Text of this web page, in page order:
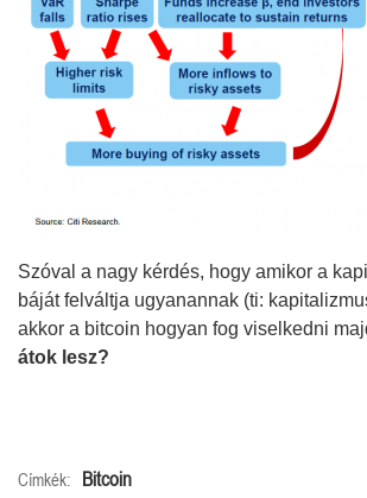
Szóval a nagy kérdés, hogy amikor a
báját felváltja ugyanannak (ti:
akkor a bitcoin hogyan fog viselkedni
átok lesz?
Címkék: Bitcoin